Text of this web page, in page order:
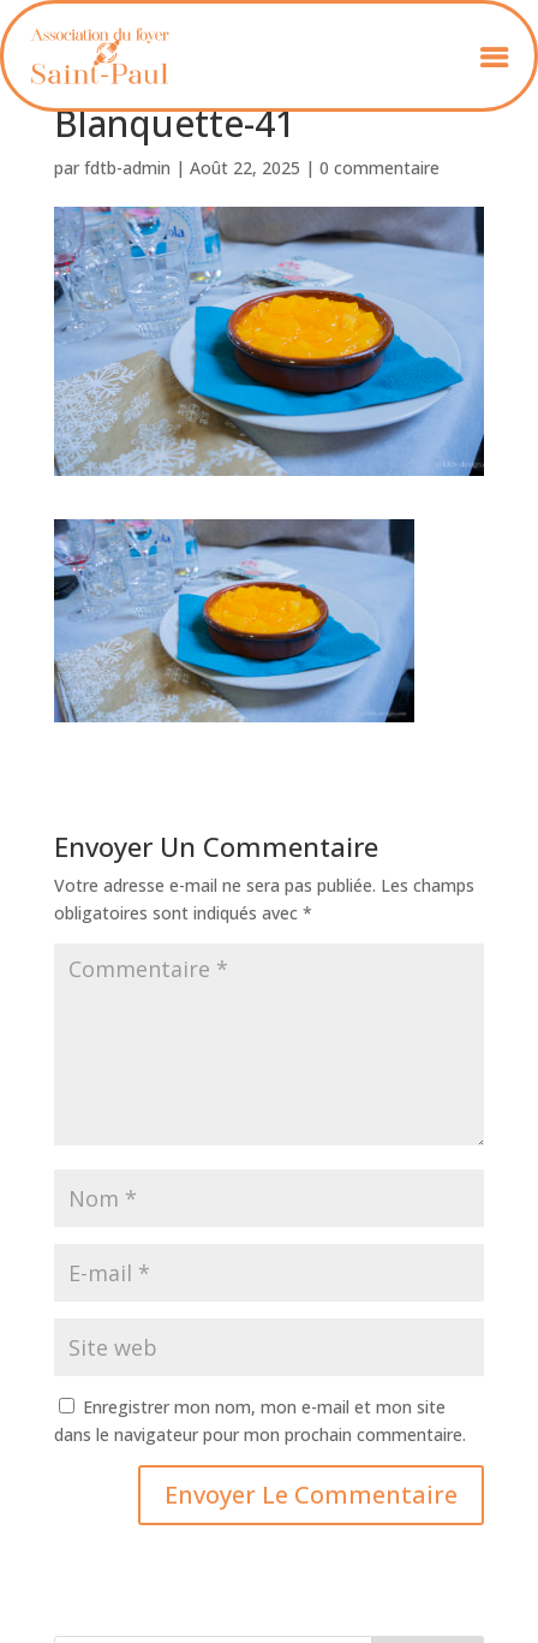
Foyer_St_Paul_
Blanquette-41
par fdtb-admin | Août 22, 2025 | 0 commentaire
Envoyer Un Commentaire
Votre adresse e-mail ne sera pas publiée. Les champs
obligatoires sont indiqués avec *
Enregistrer mon nom, mon e-mail et mon site
dans le navigateur pour mon prochain commentaire.